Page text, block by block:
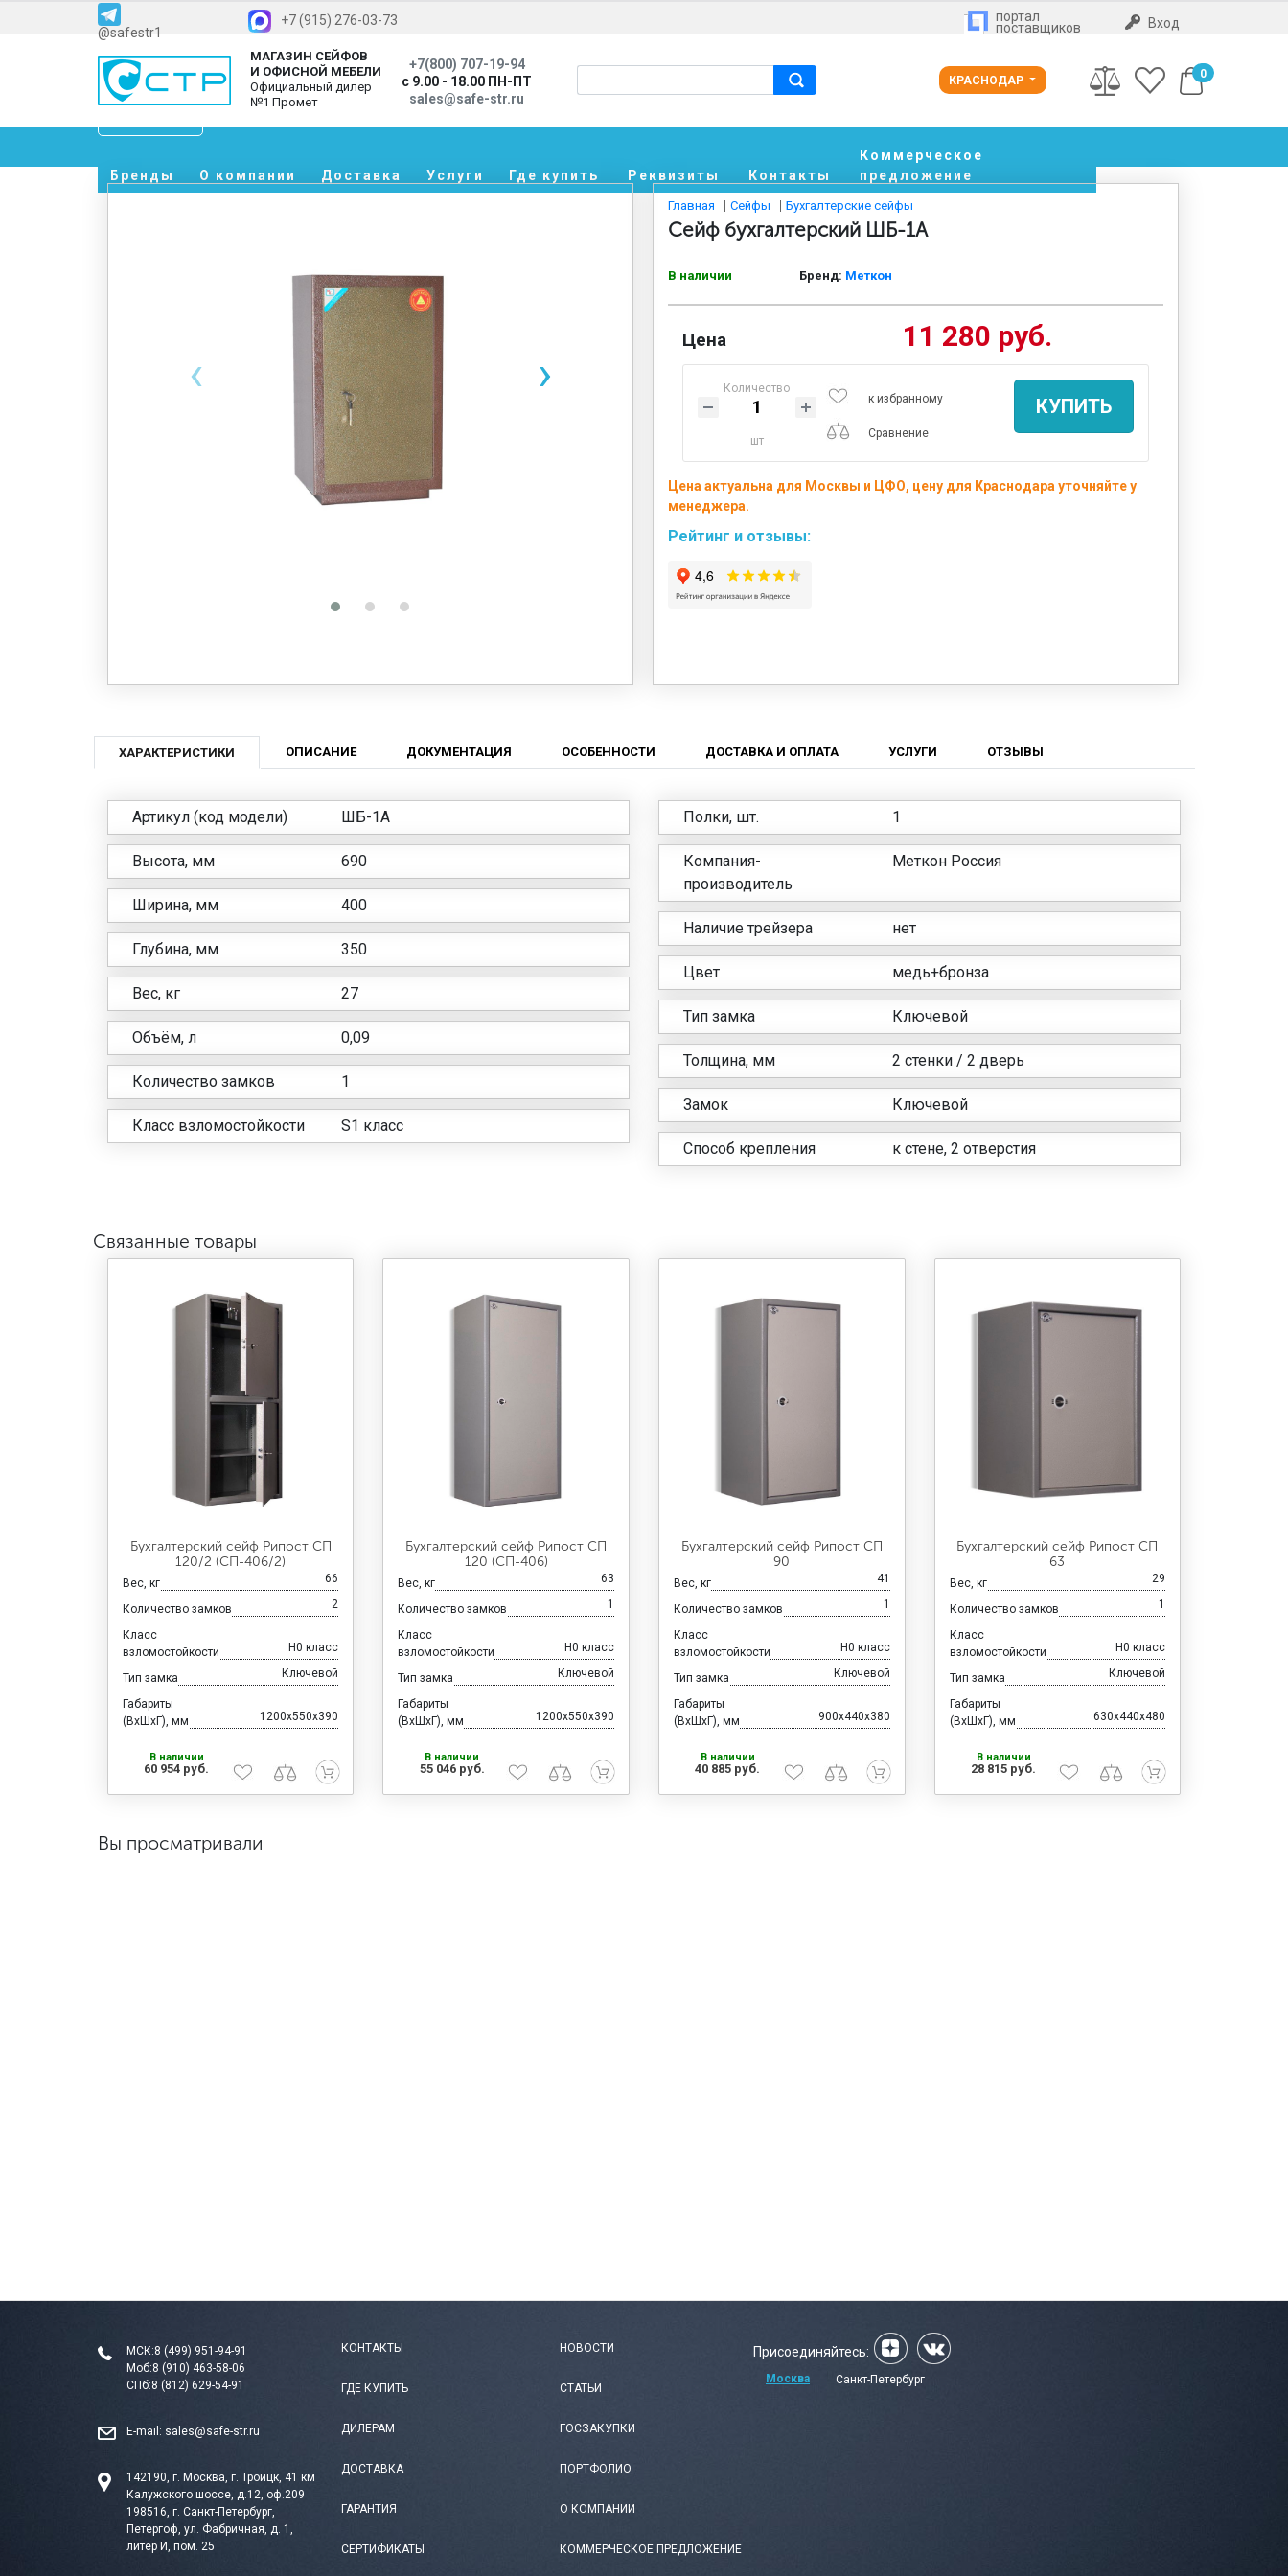
@safestr1
+7 (915) 276-03-73 портал
поставщиков Вход
МАГАЗИН СЕЙФОВ
И ОФИСНОЙ МЕБЕЛИ
Официальный дилер
№1 Промет
+7(800) 707-19-94
с 9.00 - 18.00 ПН-ПТ
sales@safe-str.ru
КРАСНОДАР 0
Бренды О компании Доставка Услуги Где купить Реквизиты Контакты
Коммерческое
предложение
‹ ›
Главная Сейфы Бухгалтерские сейфы
Сейф бухгалтерский ШБ-1А
В наличии Бренд: Меткон
Цена 11 280 руб.
Количество
шт
к избранному
Сравнение
КУПИТЬ
Цена актуальна для Москвы и ЦФО, цену для Краснодара уточняйте у
менеджера.
Рейтинг и отзывы:
ХАРАКТЕРИСТИКИ ОПИСАНИЕ ДОКУМЕНТАЦИЯ ОСОБЕННОСТИ ДОСТАВКА И ОПЛАТА УСЛУГИ ОТЗЫВЫ
Артикул (код модели) ШБ-1А
Высота, мм 690
Ширина, мм 400
Глубина, мм 350
Вес, кг 27
Объём, л 0,09
Количество замков 1
Класс взломостойкости S1 класс
Полки, шт. 1
Компания-
производитель
Меткон Россия
Наличие трейзера нет
Цвет медь+бронза
Тип замка Ключевой
Толщина, мм 2 стенки / 2 дверь
Замок Ключевой
Способ крепления к стене, 2 отверстия
Связанные товары
Бухгалтерский сейф Рипост СП
120/2 (СП-406/2)
Вес, кг 66
Количество замков 2
Класс
взломостойкости
H0 класс
Тип замка Ключевой
Габариты
(ВхШхГ), мм
1200x550x390
В наличии
60 954 руб.
Бухгалтерский сейф Рипост СП
120 (СП-406)
Вес, кг 63
Количество замков 1
Класс
взломостойкости
H0 класс
Тип замка Ключевой
Габариты
(ВхШхГ), мм
1200x550x390
В наличии
55 046 руб.
Бухгалтерский сейф Рипост СП
90
Вес, кг 41
Количество замков 1
Класс
взломостойкости
H0 класс
Тип замка Ключевой
Габариты
(ВхШхГ), мм
900x440x380
В наличии
40 885 руб.
Бухгалтерский сейф Рипост СП
63
Вес, кг 29
Количество замков 1
Класс
взломостойкости
H0 класс
Тип замка Ключевой
Габариты
(ВхШхГ), мм
630x440x480
В наличии
28 815 руб.
Вы просматривали
МСК:8 (499) 951-94-91
Моб:8 (910) 463-58-06
СПб:8 (812) 629-54-91
E-mail: sales@safe-str.ru
142190, г. Москва, г. Троицк, 41 км
Калужского шоссе, д.12, оф.209
198516, г. Санкт-Петербург,
Петергоф, ул. Фабричная, д. 1,
литер И, пом. 25
КОНТАКТЫ
ГДЕ КУПИТЬ
ДИЛЕРАМ
ДОСТАВКА
ГАРАНТИЯ
СЕРТИФИКАТЫ
НОВОСТИ
СТАТЬИ
ГОСЗАКУПКИ
ПОРТФОЛИО
О КОМПАНИИ
КОММЕРЧЕСКОЕ ПРЕДЛОЖЕНИЕ
Присоединяйтесь:
Москва Санкт-Петербург